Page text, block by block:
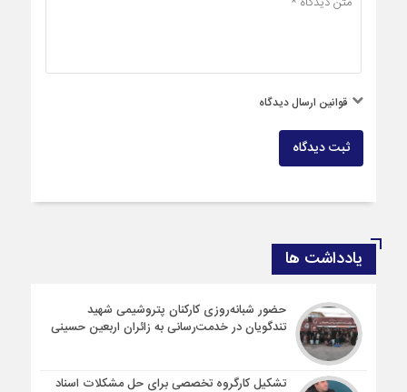
قوانین ارسال دیدگاه
ثبت دیدگاه
یادداشت ها
حضور شبانه‌روزی کارکنان پتروشیمی شهید
تندگویان در خدمت‌رسانی به زائران اربعین حسینی
تشکیل کارگروه تخصصی برای حل مشکلات اسناد